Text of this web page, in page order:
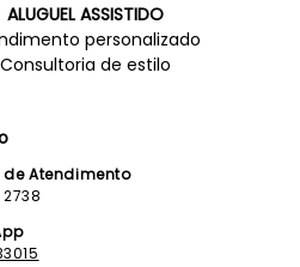
ALUGUEL ASSISTIDO
personalizado
Consultoria de estilo
Atendimento